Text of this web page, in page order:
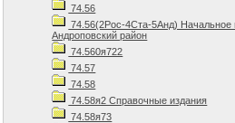
74.56
74.56(2Рос-4Ста-5Анд) Начальное
Андроповский район
74.560я722
74.57
74.58
74.58я2 Справочные издания
74.58я73